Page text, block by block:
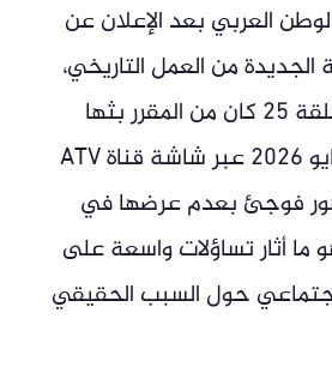
العربي بعد الإعلان عن
من العمل التاريخي،
مسلسل أورهان الحلقة 25 كان من المقرر بثها
مساء الأربعاء 27 مايو 2026 عبر شاشة قناة ATV
فوجئ بعدم عرضها في
ما أثار تساؤلات واسعة على
حول السبب الحقيقي